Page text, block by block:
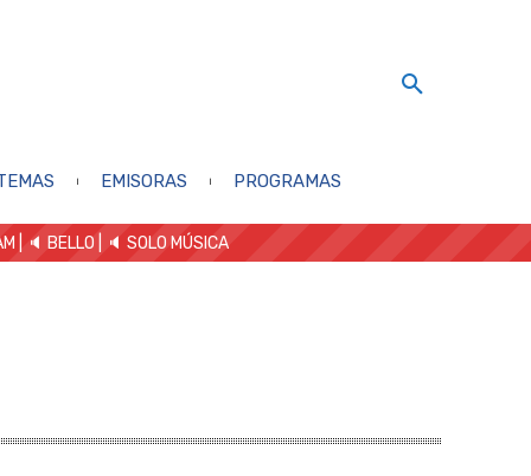
EMISORAS PROGRAMAS
| 🔈 BELLO 🔈 SOLO MÚSICA